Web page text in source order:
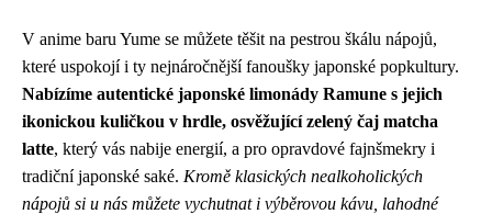
V anime baru Yume se můžete těšit na pestrou škálu nápojů,
které uspokojí i ty nejnáročnější fanoušky japonské popkultury.
Nabízíme autentické japonské limonády Ramune s jejich
ikonickou kuličkou v hrdle, osvěžující zelený čaj matcha
latte, který vás nabije energií, a pro opravdové fajnšmekry i
tradiční japonské saké. Kromě klasických nealkoholických
nápojů si u nás můžete vychutnat i výběrovou kávu, lahodné